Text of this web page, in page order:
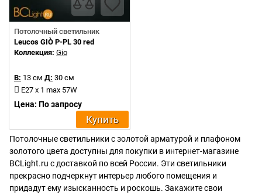
Потолочный светильник
Leucos GIÒ P-PL 30 red
Коллекция: Gio
В: 13 см Д: 30 см
E27 x 1 max 57W
Цена: По запросу
Купить
Потолочные светильники с золотой арматурой и плафоном
золотого цвета доступны для покупки в интернет-магазине
BCLight.ru с доставкой по всей России. Эти светильники
прекрасно подчеркнут интерьер любого помещения и
придадут ему изысканность и роскошь. Закажите свои